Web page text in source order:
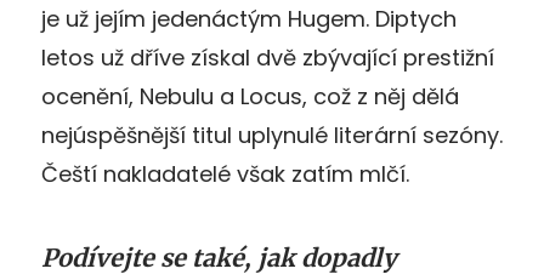
je už jejím jedenáctým Hugem. Diptych
letos už dříve získal dvě zbývající prestižní
ocenění, Nebulu a Locus, což z něj dělá
nejúspěšnější titul uplynulé literární sezóny.
Čeští nakladatelé však zatím mlčí.
Podívejte se také, jak dopadly